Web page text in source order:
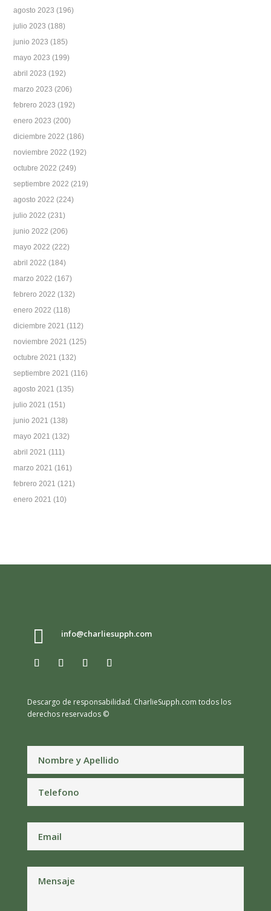
agosto 2023 (196)
julio 2023 (188)
junio 2023 (185)
mayo 2023 (199)
abril 2023 (192)
marzo 2023 (206)
febrero 2023 (192)
enero 2023 (200)
diciembre 2022 (186)
noviembre 2022 (192)
octubre 2022 (249)
septiembre 2022 (219)
agosto 2022 (224)
julio 2022 (231)
junio 2022 (206)
mayo 2022 (222)
abril 2022 (184)
marzo 2022 (167)
febrero 2022 (132)
enero 2022 (118)
diciembre 2021 (112)
noviembre 2021 (125)
octubre 2021 (132)
septiembre 2021 (116)
agosto 2021 (135)
julio 2021 (151)
junio 2021 (138)
mayo 2021 (132)
abril 2021 (111)
marzo 2021 (161)
febrero 2021 (121)
enero 2021 (10)
 info@charliesupph.com
Descargo de responsabilidad. CharlieSupph.com todos los
derechos reservados ©